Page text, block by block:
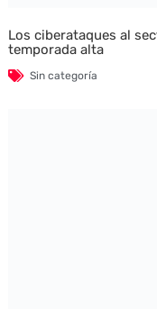
Los ciberataques al
temporada alta
Sin categoría